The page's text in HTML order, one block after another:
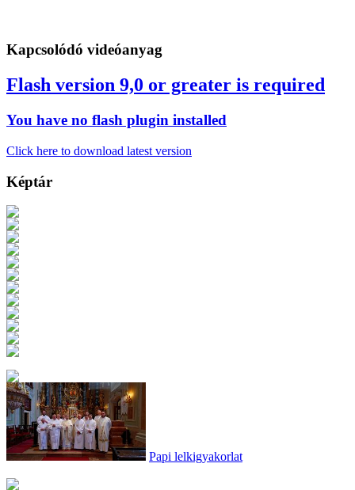
Kapcsolódó videóanyag
Flash version 9,0 or greater is required
You have no flash plugin installed
Click here to download latest version
Képtár
Papi lelkigyakorlat